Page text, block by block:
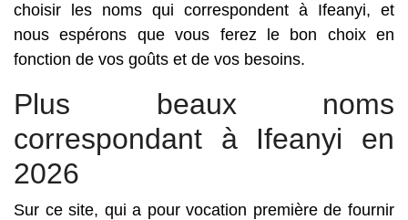
choisir les noms qui correspondent à Ifeanyi, et
nous espérons que vous ferez le bon choix en
fonction de vos goûts et de vos besoins.
Plus beaux noms
correspondant à Ifeanyi en
2026
Sur ce site, qui a pour vocation première de fournir